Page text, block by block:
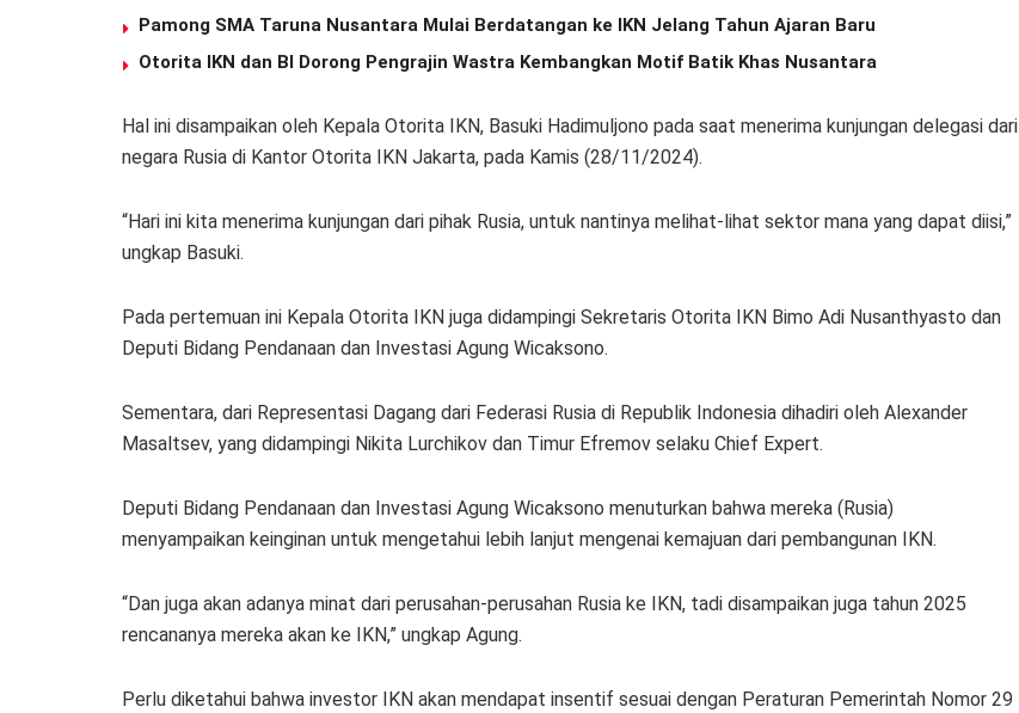
Pamong SMA Taruna Nusantara Mulai Berdatangan ke IKN Jelang Tahun Ajaran Baru
Otorita IKN dan BI Dorong Pengrajin Wastra Kembangkan Motif Batik Khas Nusantara
Hal ini disampaikan oleh Kepala Otorita IKN, Basuki Hadimuljono pada saat menerima kunjungan delegasi dari
negara Rusia di Kantor Otorita IKN Jakarta, pada Kamis (28/11/2024).
“Hari ini kita menerima kunjungan dari pihak Rusia, untuk nantinya melihat-lihat sektor mana yang dapat diisi,”
ungkap Basuki.
Pada pertemuan ini Kepala Otorita IKN juga didampingi Sekretaris Otorita IKN Bimo Adi Nusanthyasto dan
Deputi Bidang Pendanaan dan Investasi Agung Wicaksono.
Sementara, dari Representasi Dagang dari Federasi Rusia di Republik Indonesia dihadiri oleh Alexander
Masaltsev, yang didampingi Nikita Lurchikov dan Timur Efremov selaku Chief Expert.
Deputi Bidang Pendanaan dan Investasi Agung Wicaksono menuturkan bahwa mereka (Rusia)
menyampaikan keinginan untuk mengetahui lebih lanjut mengenai kemajuan dari pembangunan IKN.
“Dan juga akan adanya minat dari perusahan-perusahan Rusia ke IKN, tadi disampaikan juga tahun 2025
rencananya mereka akan ke IKN,” ungkap Agung.
Perlu diketahui bahwa investor IKN akan mendapat insentif sesuai dengan Peraturan Pemerintah Nomor 29